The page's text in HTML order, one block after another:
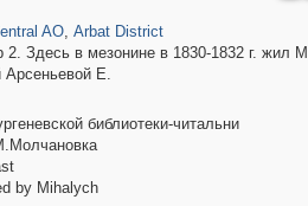
AO, Arbat District
Здесь в мезонине в 1830-1832 г. жил
Арсеньевой Е.
библиотеки-читальни
by Mihalych